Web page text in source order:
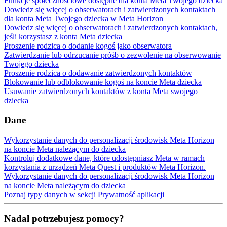
Dowiedz się więcej o obserwatorach i zatwierdzonych kontaktach
dla konta Meta Twojego dziecka w Meta Horizon
Dowiedz się więcej o obserwatorach i zatwierdzonych kontaktach,
jeśli korzystasz z konta Meta dziecka
Proszenie rodzica o dodanie kogoś jako obserwatora
Zatwierdzanie lub odrzucanie próśb o zezwolenie na obserwowanie
Twojego dziecka
Proszenie rodzica o dodawanie zatwierdzonych kontaktów
Blokowanie lub odblokowanie kogoś na koncie Meta dziecka
Usuwanie zatwierdzonych kontaktów z konta Meta swojego
dziecka
Dane
Wykorzystanie danych do personalizacji środowisk Meta Horizon
na koncie Meta należącym do dziecka
Kontroluj dodatkowe dane, które udostępniasz Meta w ramach
korzystania z urządzeń Meta Quest i produktów Meta Horizon.
Wykorzystanie danych do personalizacji środowisk Meta Horizon
na koncie Meta należącym do dziecka
Poznaj typy danych w sekcji Prywatność aplikacji
Nadal potrzebujesz pomocy?